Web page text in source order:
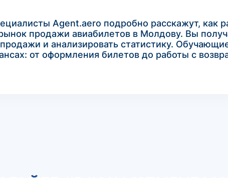
Agent.aero подробно расскажут, как
продажи авиабилетов в Молдову. Вы
и анализировать статистику.
от оформления билетов до работы с